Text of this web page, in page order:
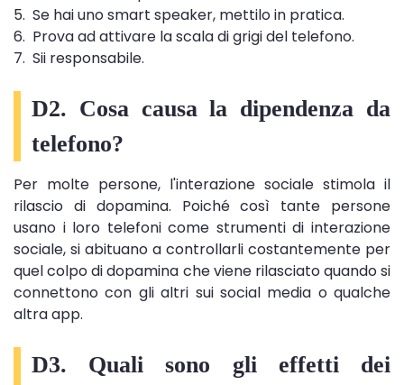
5. Se hai uno smart speaker, mettilo in pratica.
6. Prova ad attivare la scala di grigi del telefono.
7. Sii responsabile.
D2. Cosa causa la dipendenza da
telefono?
Per molte persone, l'interazione sociale stimola il
rilascio di dopamina. Poiché così tante persone
usano i loro telefoni come strumenti di interazione
sociale, si abituano a controllarli costantemente per
quel colpo di dopamina che viene rilasciato quando si
connettono con gli altri sui social media o qualche
altra app.
D3. Quali sono gli effetti dei